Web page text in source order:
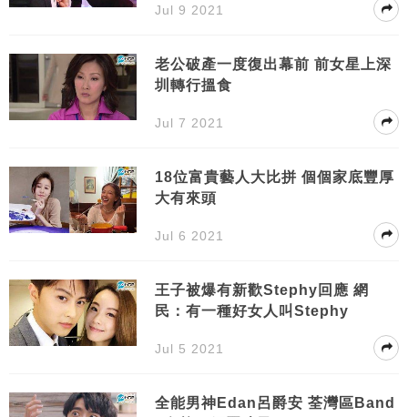
Jul 9 2021
老公破產一度復出幕前 前女星上深
圳轉行搵食
Jul 7 2021
18位富貴藝人大比拼 個個家底豐厚
大有來頭
Jul 6 2021
王子被爆有新歡Stephy回應 網
民：有一種好女人叫Stephy
Jul 5 2021
全能男神Edan呂爵安 荃灣區Band